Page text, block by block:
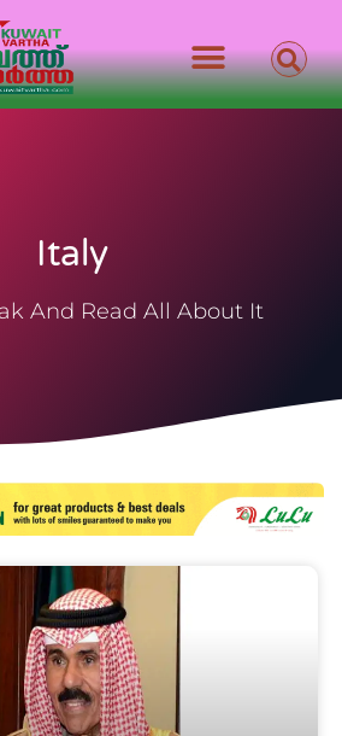
Italy
And Read All About It